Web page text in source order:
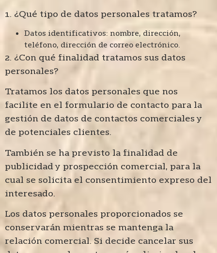
1. ¿Qué tipo de datos personales tratamos?
Datos identificativos: nombre, dirección,
teléfono, dirección de correo electrónico.
2. ¿Con qué finalidad tratamos sus datos
personales?
Tratamos los datos personales que nos
facilite en el formulario de contacto para la
gestión de datos de contactos comerciales y
de potenciales clientes.
También se ha previsto la finalidad de
publicidad y prospección comercial, para la
cual se solicita el consentimiento expreso del
interesado.
Los datos personales proporcionados se
conservarán mientras se mantenga la
relación comercial. Si decide cancelar sus